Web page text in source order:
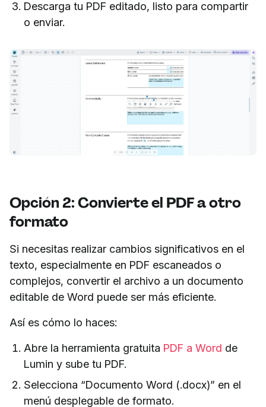
Descarga tu PDF editado, listo para compartir
o enviar.
Opción 2: Convierte el PDF a otro
formato
Si necesitas realizar cambios significativos en el
texto, especialmente en PDF escaneados o
complejos, convertir el archivo a un documento
editable de Word puede ser más eficiente.
Así es cómo lo haces:
Abre la herramienta gratuita PDF a Word de
Lumin y sube tu PDF.
Selecciona “Documento Word (.docx)” en el
menú desplegable de formato.